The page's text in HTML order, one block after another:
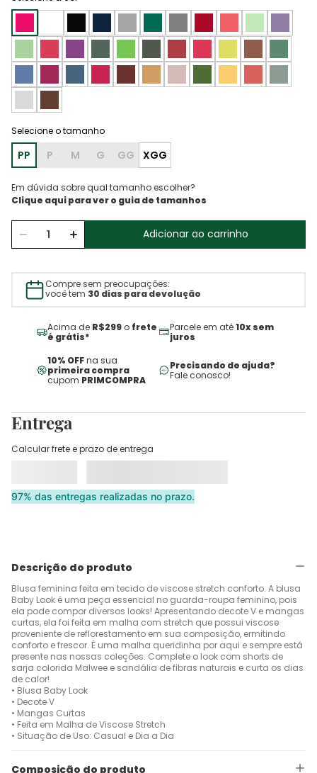
PP P M G GG XGG
Em dúvida sobre qual tamanho escolher?
Adicionar ao carrinho
Compre sem preocupações:
você tem 30 dias para devolução
Acima de R$299 o frete
é grátis*
Parcele em até10x sem
juros
10% OFFna sua
primeira compra
cupom PRIMCOMPRA
Precisando de ajuda?
Fale conosco!
Entrega
Calcular frete e prazo de entrega
97% das entregas realizadas no prazo.
Descrição do produto
Blusa feminina feita em tecido de viscose stretch conforto. A blusa
Baby Look é uma peça essencial no guarda-roupa feminino, pois
ela pode compor diversos looks! Apresentando decote V e mangas
curtas, ela foi feita em malha com stretch que possui viscose
proveniente de reflorestamento em sua composição, ermitindo
conforto e frescor. É uma malha queridinha por aqui e sempre está
presente nas nossas coleções. Complete o look com shorts de
sarja colorida Malwee e sandália de fibras naturais e curta os dias
de calor!
• Blusa Baby Look
• Decote V
• Mangas Curtas
• Feita em Malha de Viscose Stretch
• Situação de Uso: Casual e Dia a Dia
Composição do produto